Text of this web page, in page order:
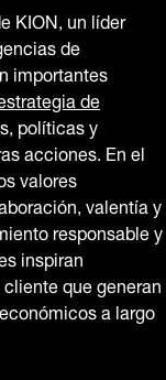
KION, un líder
de
importantes
de
políticas y
acciones. En el
valores
valentía y
responsable y
inspiran
que generan
a largo